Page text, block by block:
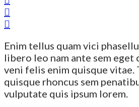
Enim tellus quam vici
libero leo nam ante sem eget
veni felis enim quisque
quisque rhoncus sem
vulputate quis ipsum lorem.